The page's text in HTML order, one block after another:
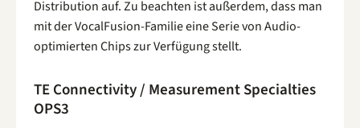
Distribution auf. Zu beachten ist außerdem, dass man
mit der VocalFusion-Familie eine Serie von Audio-
optimierten Chips zur Verfügung stellt.
TE Connectivity / Measurement Specialties
OPS3